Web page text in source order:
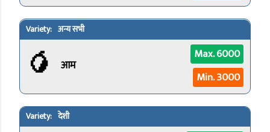
अन्य सभी
🥭 आम
Max. 6000
Min. 3000
देशी